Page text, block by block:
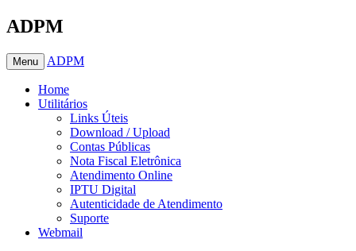
ADPM
Menu ADPM
Home
Utilitários
Links Úteis
Download / Upload
Contas Públicas
Nota Fiscal Eletrônica
Atendimento Online
IPTU Digital
Autenticidade de Atendimento
Suporte
Webmail